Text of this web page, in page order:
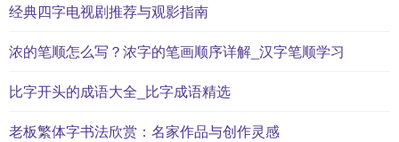
经典四字电视剧推荐与观影指南
浓的笔顺怎么写？浓字的笔画顺序详解_汉字笔顺学习
比字开头的成语大全_比字成语精选
老板繁体字书法欣赏：名家作品与创作灵感